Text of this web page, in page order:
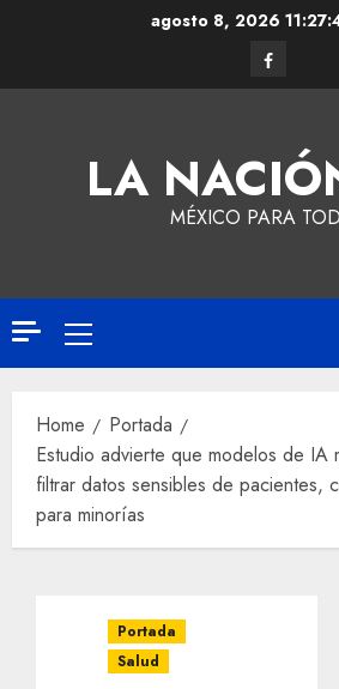
agosto 8, 2026
LA
MÉXICO PARA
Home
Portada
Estudio advierte que modelos de IA
filtrar datos sensibles de pacientes,
para minorías
Portada
Salud